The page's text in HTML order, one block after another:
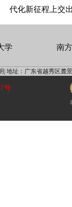
代化新征程上交
学 南
| 地址：广东省越秀区麓
号